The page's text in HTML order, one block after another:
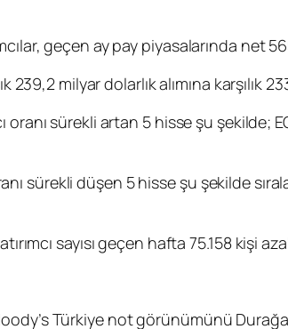
geçen ay pay piyasalarında net
239,2 milyar dolarlık alımına karşılık
oranı sürekli artan 5 hisse şu şekilde;
sürekli düşen 5 hisse şu şekilde
sayısı geçen hafta 75.158 kişi
Türkiye not görünümünü